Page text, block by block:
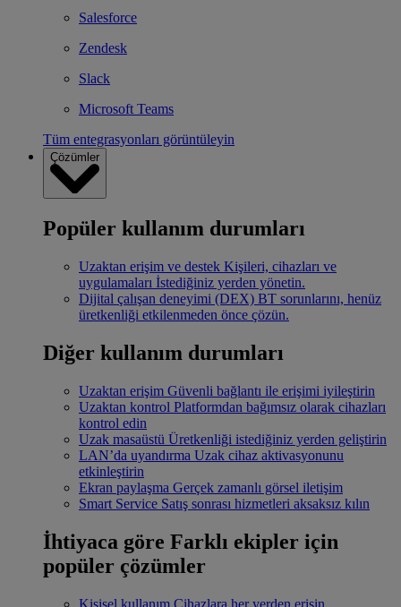
Salesforce
Zendesk
Slack
Microsoft Teams
Tüm entegrasyonları görüntüleyin
Çözümler
Popüler kullanım durumları
Uzaktan erişim ve destek Kişileri, cihazları ve
uygulamaları İstediğiniz yerden yönetin.
Dijital çalışan deneyimi (DEX) BT sorunlarını, henüz
üretkenliği etkilenmeden önce çözün.
Diğer kullanım durumları
Uzaktan erişim Güvenli bağlantı ile erişimi iyileştirin
Uzaktan kontrol Platformdan bağımsız olarak cihazları
kontrol edin
Uzak masaüstü Üretkenliği istediğiniz yerden geliştirin
LAN’da uyandırma Uzak cihaz aktivasyonunu
etkinleştirin
Ekran paylaşma Gerçek zamanlı görsel iletişim
Smart Service Satış sonrası hizmetleri aksaksız kılın
İhtiyaca göre Farklı ekipler için
popüler çözümler
Kişisel kullanım Cihazlara her yerden erişin